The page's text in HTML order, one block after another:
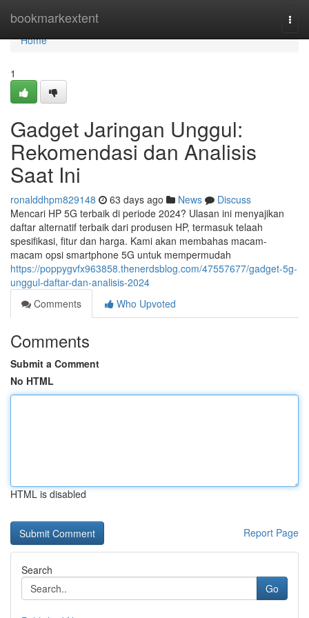
bookmarkextent
Home
Home
1
Gadget Jaringan Unggul:
Rekomendasi dan Analisis
Saat Ini
ronalddhpm829148 63 days ago News
Discuss
Mencari HP 5G terbaik di periode 2024? Ulasan ini menyajikan
daftar alternatif terbaik dari produsen HP, termasuk telaah
spesifikasi, fitur dan harga. Kami akan membahas macam-
macam opsi smartphone 5G untuk mempermudah
https://poppygvfx963858.thenerdsblog.com/47557677/gadget-5g-
unggul-daftar-dan-analisis-2024
Comments
Who Upvoted
Comments
Submit a Comment
No HTML
HTML is disabled
Report Page
Search
Go